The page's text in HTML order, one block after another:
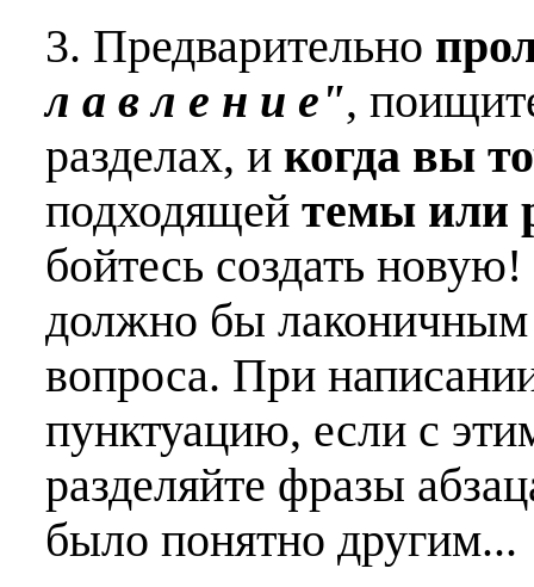
3. Предварительно
л а в л е н и е",
разделах, и когда вы
подходящей темы или
бойтесь создать
должно бы лаконичным
вопроса. При
пунктуацию, если с
разделяйте фразы
было понятно другим...